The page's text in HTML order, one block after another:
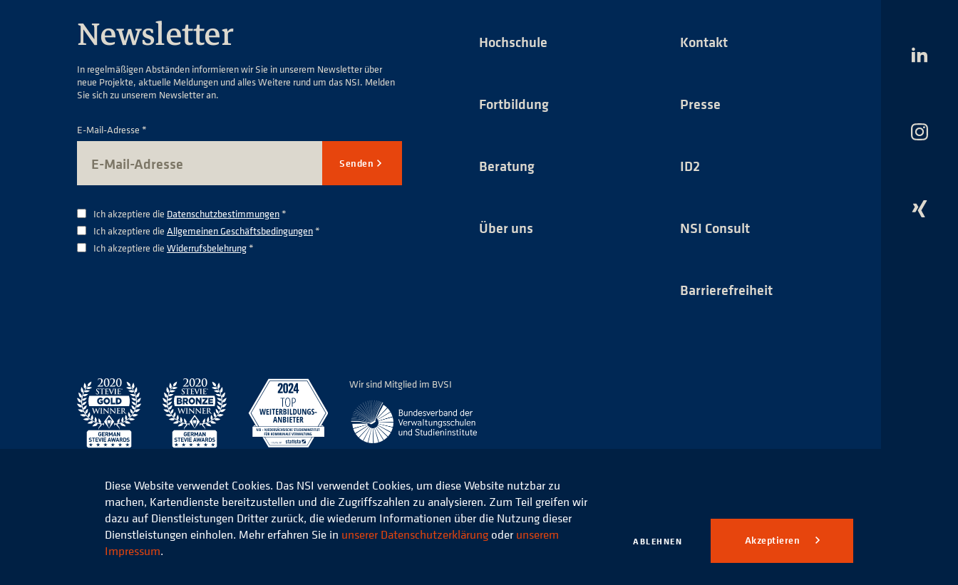
Newsletter
In regelmäßigen Abständen informieren wir Sie in unserem Newsletter über
neue Projekte, aktuelle Meldungen und alles Weitere rund um das NSI. Melden
Sie sich zu unserem Newsletter an.
E-Mail-Adresse *
Senden
Ich akzeptiere die Datenschutzbestimmungen*
Ich akzeptiere die Allgemeinen Geschäftsbedingungen*
Ich akzeptiere die Widerrufsbelehrung*
Hochschule
Fortbildung
Beratung
Über uns
Kontakt
Presse
ID2
NSI Consult
Barrierefreiheit
Wir sind Mitglied im BVSI
Das
Das
Das
© 2026 Niedersächsisches Studieninstitut für kommunale Verwaltung e.V. Datenschutz
Diese Website verwendet Cookies. Das NSI verwendet Cookies, um diese Website nutzbar zu
machen, Kartendienste bereitzustellen und die Zugriffszahlen zu analysieren. Zum Teil greifen wir
dazu auf Dienstleistungen Dritter zurück, die wiederum Informationen über die Nutzung dieser
Dienstleistungen einholen. Mehr erfahren Sie in unserer Datenschutzerklärung oder unserem
Impressum.
ABLEHNEN Akzeptieren